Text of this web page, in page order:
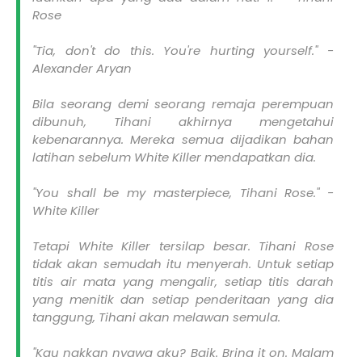
Rose
"Tia, don't do this. You're hurting yourself." -
Alexander Aryan
Bila seorang demi seorang remaja perempuan
dibunuh, Tihani akhirnya mengetahui
kebenarannya. Mereka semua dijadikan bahan
latihan sebelum White Killer mendapatkan dia.
"You shall be my masterpiece, Tihani Rose." -
White Killer
Tetapi White Killer tersilap besar. Tihani Rose
tidak akan semudah itu menyerah. Untuk setiap
titis air mata yang mengalir, setiap titis darah
yang menitik dan setiap penderitaan yang dia
tanggung, Tihani akan melawan semula.
"Kau nakkan nyawa aku? Baik. Bring it on. Malam